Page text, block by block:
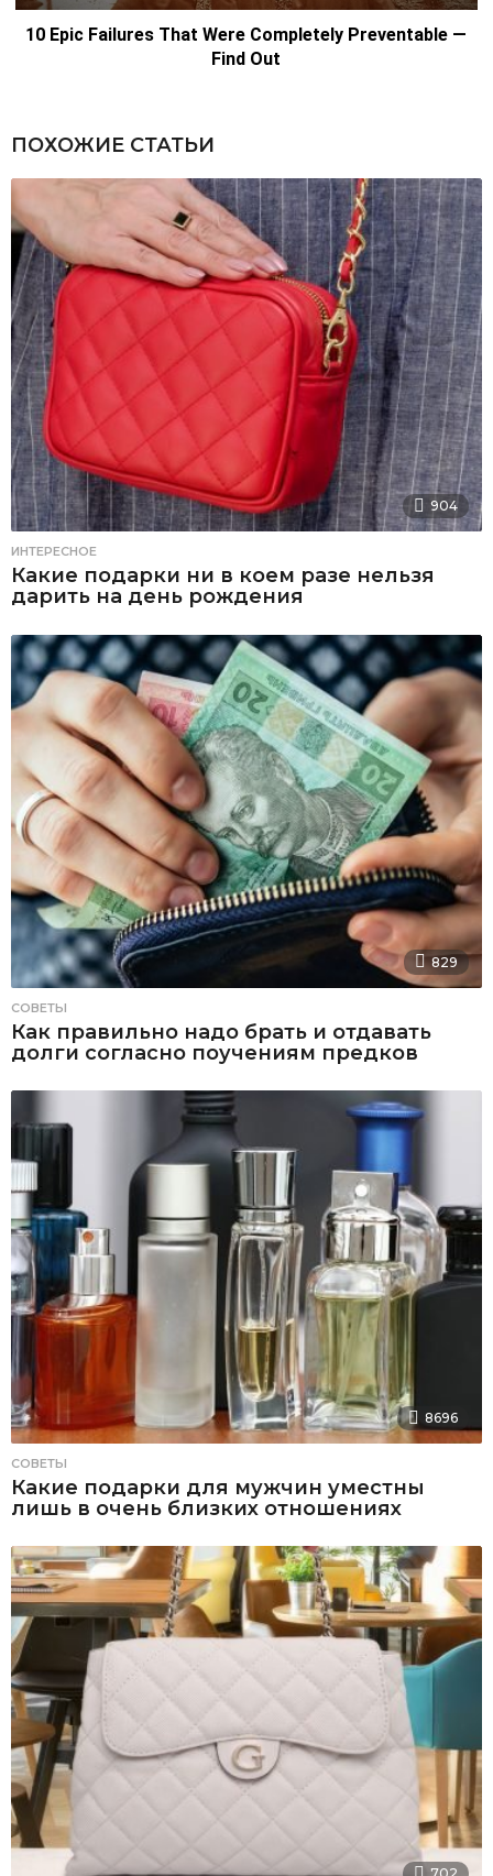
ПОХОЖИЕ СТАТЬИ
904
ИНТЕРЕСНОЕ
Какие подарки ни в коем разе нельзя
дарить на день рождения
829
СОВЕТЫ
Как правильно надо брать и отдавать
долги согласно поучениям предков
8696
СОВЕТЫ
Какие подарки для мужчин уместны
лишь в очень близких отношениях